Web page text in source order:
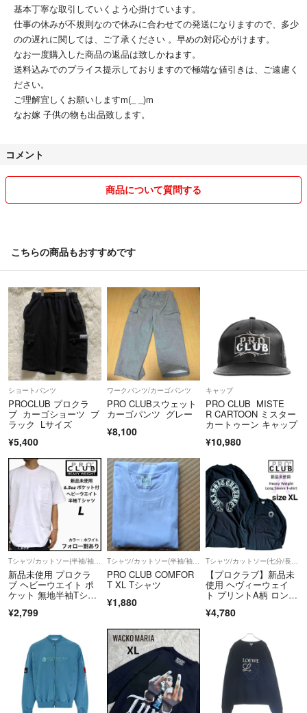
基本丁寧な取引していくよう心掛けています。
仕事の休みが不規則なので休みに合わせての発送になりますので、多少
のの遅れに関しては、ご了承ください 。早めの対応心がけます。
なお一度購入した商品の返品は致しかねます。
送料込みでのプライス提示しておりますので極端な値引きは、ご遠慮く
ださい。
ご理解宜しくお願いしますm(_ _)m
なお嫁 子供の物も出品致します。
コメント
商品について質問する
こちらの商品もおすすめです
ショートパンツ
PROCLUB プロクラ
ブ カーゴショーツ ブ
ラック Lサイズ
¥5,400
ワークパンツ/カーゴパンツ
PRO CLUBスウェット
カーゴパンツ グレー
¥8,100
キャップ
PRO CLUB MISTE
R CARTOON ミスター
カートゥーン キャップ
¥10,980
新品未使用 プロクラ
ブ ヘビーウエイト ポ
ケット 無地半袖Tシャ
¥2,799
Tシャツ/カットソー(半袖/袖なし)
PRO CLUB COMFOR
T XL Tシャツ
¥1,880
Tシャツ/カットソー(七分/長袖)
【プロクラブ】新品未
使用 ヘヴィーウェイ
ト プリントA柄 ロン
¥4,780